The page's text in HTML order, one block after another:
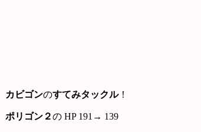
カビゴンのすてみタックル！
ポリゴン２の HP 191→ 139